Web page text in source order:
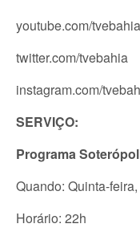
youtube.com/tvebahia
twitter.com/tvebahia
instagram.com/
SERVIÇO:
Programa
Quando: Quinta-
Horário: 22h